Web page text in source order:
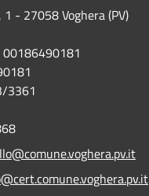
1 - 27058 Voghera (PV)
00186490181
3361